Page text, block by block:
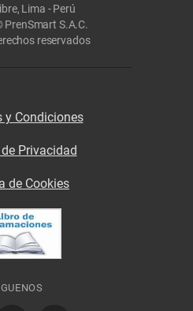
Lima - Perú
S.A.C.
reservados
y Condiciones
Privacidad
de Cookies